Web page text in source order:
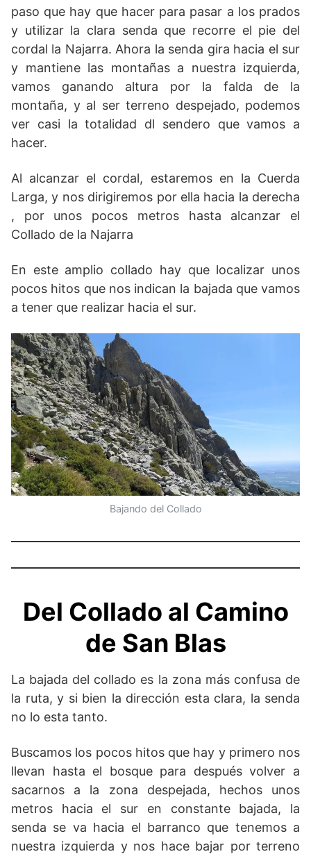
paso que hay que hacer para pasar a los prados
y utilizar la clara senda que recorre el pie del
cordal la Najarra. Ahora la senda gira hacia el sur
y mantiene las montañas a nuestra izquierda,
vamos ganando altura por la falda de la
montaña, y al ser terreno despejado, podemos
ver casi la totalidad dl sendero que vamos a
hacer.
Al alcanzar el cordal, estaremos en la Cuerda
Larga, y nos dirigiremos por ella hacia la derecha
, por unos pocos metros hasta alcanzar el
Collado de la Najarra
En este amplio collado hay que localizar unos
pocos hitos que nos indican la bajada que vamos
a tener que realizar hacia el sur.
Bajando del Collado
Del Collado al Camino
de San Blas
La bajada del collado es la zona más confusa de
la ruta, y si bien la dirección esta clara, la senda
no lo esta tanto.
Buscamos los pocos hitos que hay y primero nos
llevan hasta el bosque para después volver a
sacarnos a la zona despejada, hechos unos
metros hacia el sur en constante bajada, la
senda se va hacia el barranco que tenemos a
nuestra izquierda y nos hace bajar por terreno